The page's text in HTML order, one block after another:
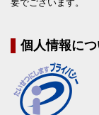
要でございます。
個人情報に